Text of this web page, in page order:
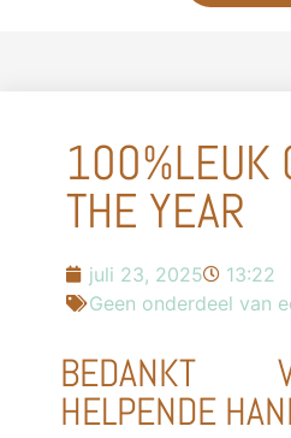
100%LEUK
THE YEAR
juli 23, 2025
13:22
Geen onderdeel van
BEDANKT
HELPENDE